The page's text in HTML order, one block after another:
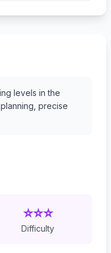
levels in the
precise
⭐⭐⭐
Difficulty